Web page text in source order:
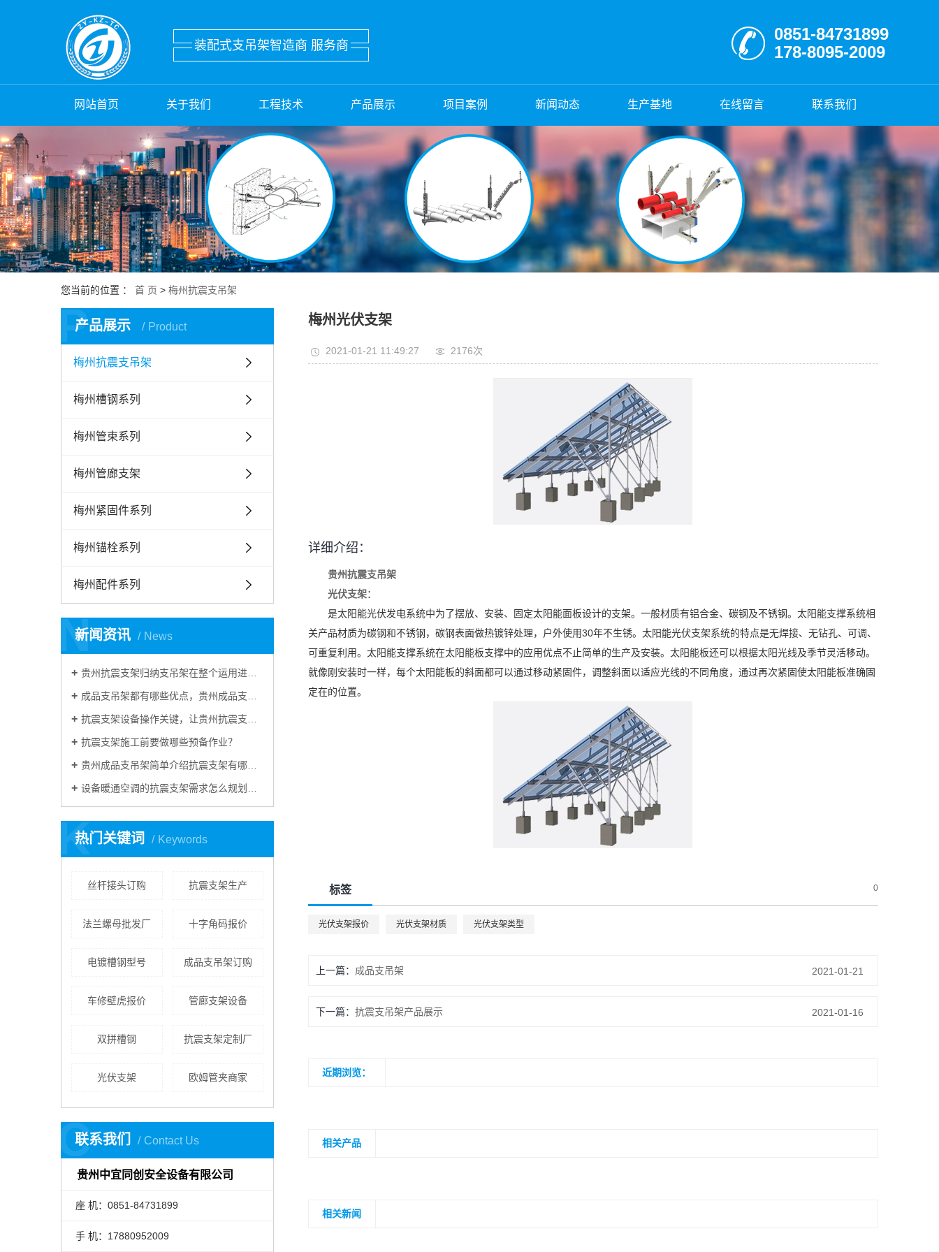
装配式支吊架智造商 服务商
0851-84731899
178-8095-2009
网站首页 关于我们 工程技术 产品展示 项目案例 新闻动态 生产基地 在线留言 联系我们
您当前的位置 ： 首 页 > 梅州抗震支吊架
产品展示 Product
P
梅州抗震支吊架
梅州槽钢系列
梅州管束系列
梅州管廊支架
梅州紧固件系列
梅州锚栓系列
梅州配件系列
新闻资讯 News
N
贵州抗震支架归纳支吊架在整个运用进程中有什么作用？
成品支吊架都有哪些优点，贵州成品支吊架普及运用在哪些当地？
抗震支架设备操作关键，让贵州抗震支吊架来给大家介绍
抗震支架施工前要做哪些预备作业？
贵州成品支吊架简单介绍抗震支架有哪些作用？
设备暖通空调的抗震支架需求怎么规划好？
热门关键词 Keywords
K
丝杆接头订购 抗震支架生产
法兰螺母批发厂 十字角码报价
电镀槽钢型号 成品支吊架订购
车修壁虎报价 管廊支架设备
双拼槽钢 抗震支架定制厂
光伏支架 欧姆管夹商家
联系我们 Contact Us
C
贵州中宜同创安全设备有限公司
座 机：0851-84731899
手 机：17880952009
梅州光伏支架
2021-01-21 11:49:27 2176次
详细介绍：
贵州抗震支吊架
光伏支架：
是太阳能光伏发电系统中为了摆放、安装、固定太阳能面板设计的支架。一般材质有铝合金、碳钢及不锈钢。太阳能支撑系统相
关产品材质为碳钢和不锈钢，碳钢表面做热镀锌处理，户外使用30年不生锈。太阳能光伏支架系统的特点是无焊接、无钻孔、可调、
可重复利用。太阳能支撑系统在太阳能板支撑中的应用优点不止简单的生产及安装。太阳能板还可以根据太阳光线及季节灵活移动。
就像刚安装时一样，每个太阳能板的斜面都可以通过移动紧固件，调整斜面以适应光线的不同角度，通过再次紧固使太阳能板准确固
定在的位置。
标签 0
光伏支架报价 光伏支架材质 光伏支架类型
上一篇： 成品支吊架 2021-01-21
下一篇： 抗震支吊架产品展示 2021-01-16
近期浏览：
相关产品
相关新闻